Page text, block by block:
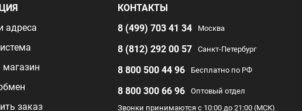
адреса
заказ
КОНТАКТЫ
8 (499) 703 41 34
Москва
8 (812) 292 00 57 Санкт-Петербург
8 800 500 44 96 Бесплатно по РФ
8 800 300 66 96
Оптовый отдел
Звонки принимаются с 10:00 до 21:00 (МСК)